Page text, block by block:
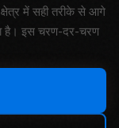
में सही तरीके से आगे
है। इस चरण-दर-चरण